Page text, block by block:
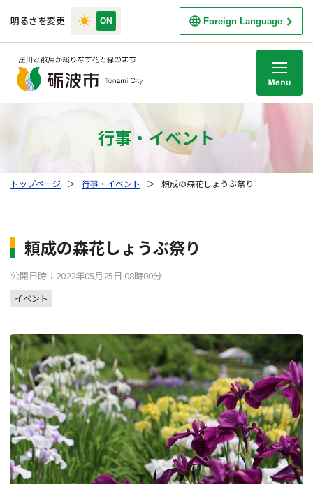
明るさを変更 Foreign Language
行事・イベント
トップページ ＞ 行事・イベント ＞ 頼成の森花しょうぶ祭り
頼成の森花しょうぶ祭り
公開日時：2022年05月25日 08時00分
イベント